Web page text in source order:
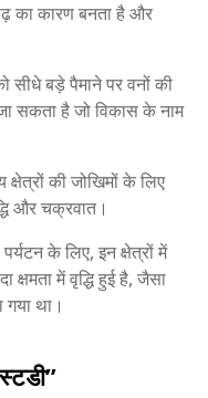
का कारण बनता है और
सीधे बड़े पैमाने पर वनों की
सकता है जो विकास के नाम
क्षेत्रों की जोखिमों के लिए
और चक्रवात।
के लिए, इन क्षेत्रों में
क्षमता में वृद्धि हुई है, जैसा
गया था।